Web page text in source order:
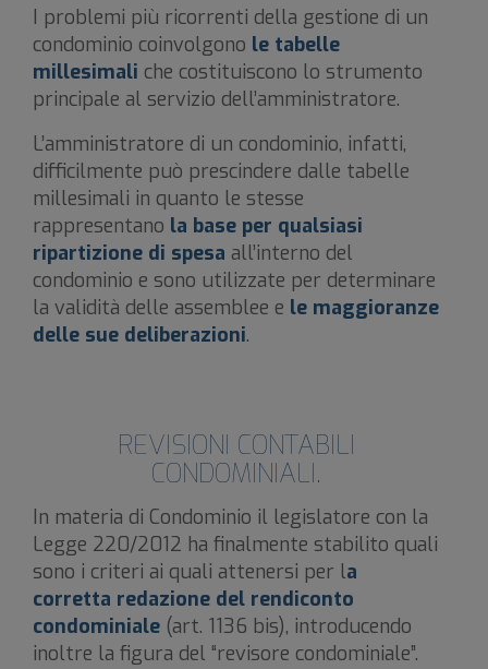
I problemi più ricorrenti della gestione di un
condominio coinvolgono le tabelle
millesimali che costituiscono lo strumento
principale al servizio dell’amministratore.
L’amministratore di un condominio, infatti,
difficilmente può prescindere dalle tabelle
millesimali in quanto le stesse
rappresentano la base per qualsiasi
ripartizione di spesa all’interno del
condominio e sono utilizzate per determinare
la validità delle assemblee e le maggioranze
delle sue deliberazioni.
REVISIONI CONTABILI
CONDOMINIALI.
In materia di Condominio il legislatore con la
Legge 220/2012 ha finalmente stabilito quali
sono i criteri ai quali attenersi per la
corretta redazione del rendiconto
condominiale (art. 1136 bis), introducendo
inoltre la figura del “revisore condominiale”.